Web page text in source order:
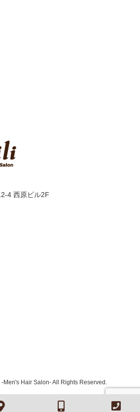
4 西原ビル2F
Hair Salon- All Rights Reserved.